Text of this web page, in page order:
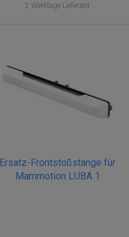
2 Werktage Lieferzeit
Ersatz-Frontstoßstange für
Mammotion LUBA 1